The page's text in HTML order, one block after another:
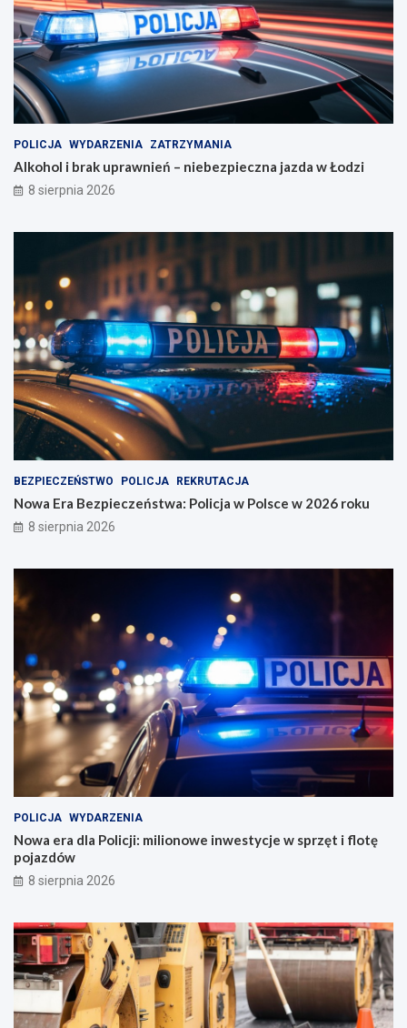
POLICJA WYDARZENIA ZATRZYMANIA
Alkohol i brak uprawnień – niebezpieczna jazda w Łodzi
8 sierpnia 2026
BEZPIECZEŃSTWO POLICJA REKRUTACJA
Nowa Era Bezpieczeństwa: Policja w Polsce w 2026 roku
8 sierpnia 2026
POLICJA WYDARZENIA
Nowa era dla Policji: milionowe inwestycje w sprzęt i flotę
pojazdów
8 sierpnia 2026